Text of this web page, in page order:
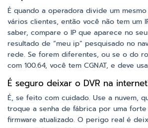
É quando a operadora divide um
vários clientes, então você não tem um
saber, compare o IP que aparece no
resultado de “meu ip” pesquisado no
rede. Se forem diferentes, ou se o do
com 100.64, você tem CGNAT, e deve
É seguro deixar o DVR na
É, se feito com cuidado. Use a nuvem,
troque a senha de fábrica por uma
firmware atualizado. O perigo real é